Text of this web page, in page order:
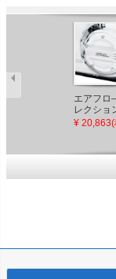
エアフロ
レクショ
ービーカ
¥